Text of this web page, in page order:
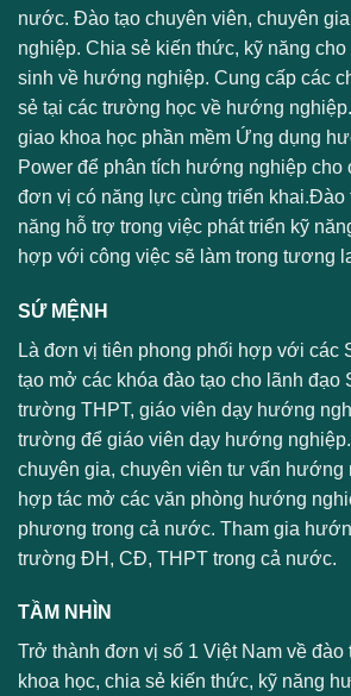
nước. Đào tạo chuyên viên, chuyên
nghiệp. Chia sẻ kiến thức, kỹ năng
sinh về hướng nghiệp. Cung cấp các
sẻ tại các trường học về hướng
giao khoa học phần mềm Ứng dụng
Power để phân tích hướng nghiệp cho
đơn vị có năng lực cùng triển khai.Đào
năng hỗ trợ trong việc phát triển kỹ
hợp với công việc sẽ làm trong tương
SỨ MỆNH
Là đơn vị tiên phong phối hợp với các
tạo mở các khóa đào tạo cho lãnh đạo
trường THPT, giáo viên dạy hướng
trường để giáo viên dạy hướng
chuyên gia, chuyên viên tư vấn hướng
hợp tác mở các văn phòng hướng
phương trong cả nước. Tham gia
trường ĐH, CĐ, THPT trong cả nước.
TẦM NHÌN
Trở thành đơn vị số 1 Việt Nam về đào
khoa học, chia sẻ kiến thức, kỹ năng